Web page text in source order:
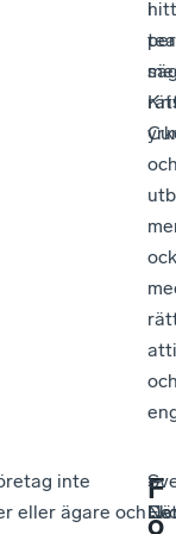
i
inte
eller ägare och
–
F
ö
–